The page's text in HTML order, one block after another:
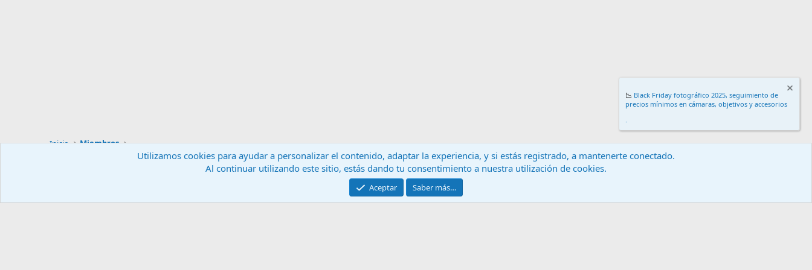
Inicio Miembros
Contáctanos Términos y reglas
Community platform by XenForo® © 2010-2024 XenForo Ltd.
📉 Black Friday fotográfico 2025, seguimiento de
precios mínimos en cámaras, objetivos y accesorios
.
Utilizamos cookies para ayudar a personalizar el contenido, adaptar la experiencia, y si estás registrado, a mantenerte conectado.
Al continuar utilizando este sitio, estás dando tu consentimiento a nuestra utilización de cookies.
Aceptar Saber más…